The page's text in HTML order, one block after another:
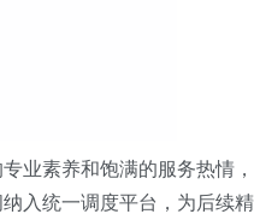
业素养和饱满的服务热情
入统一调度平台，为后续